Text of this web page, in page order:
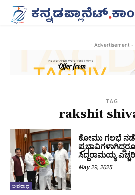
- Advertisement -
TAG
rakshit
ಅಪರಾಧ
ಕೋಮು ಗಲಭೆ
ಸಿದ್ದರಾಮಯ್ಯ
May 29, 2025